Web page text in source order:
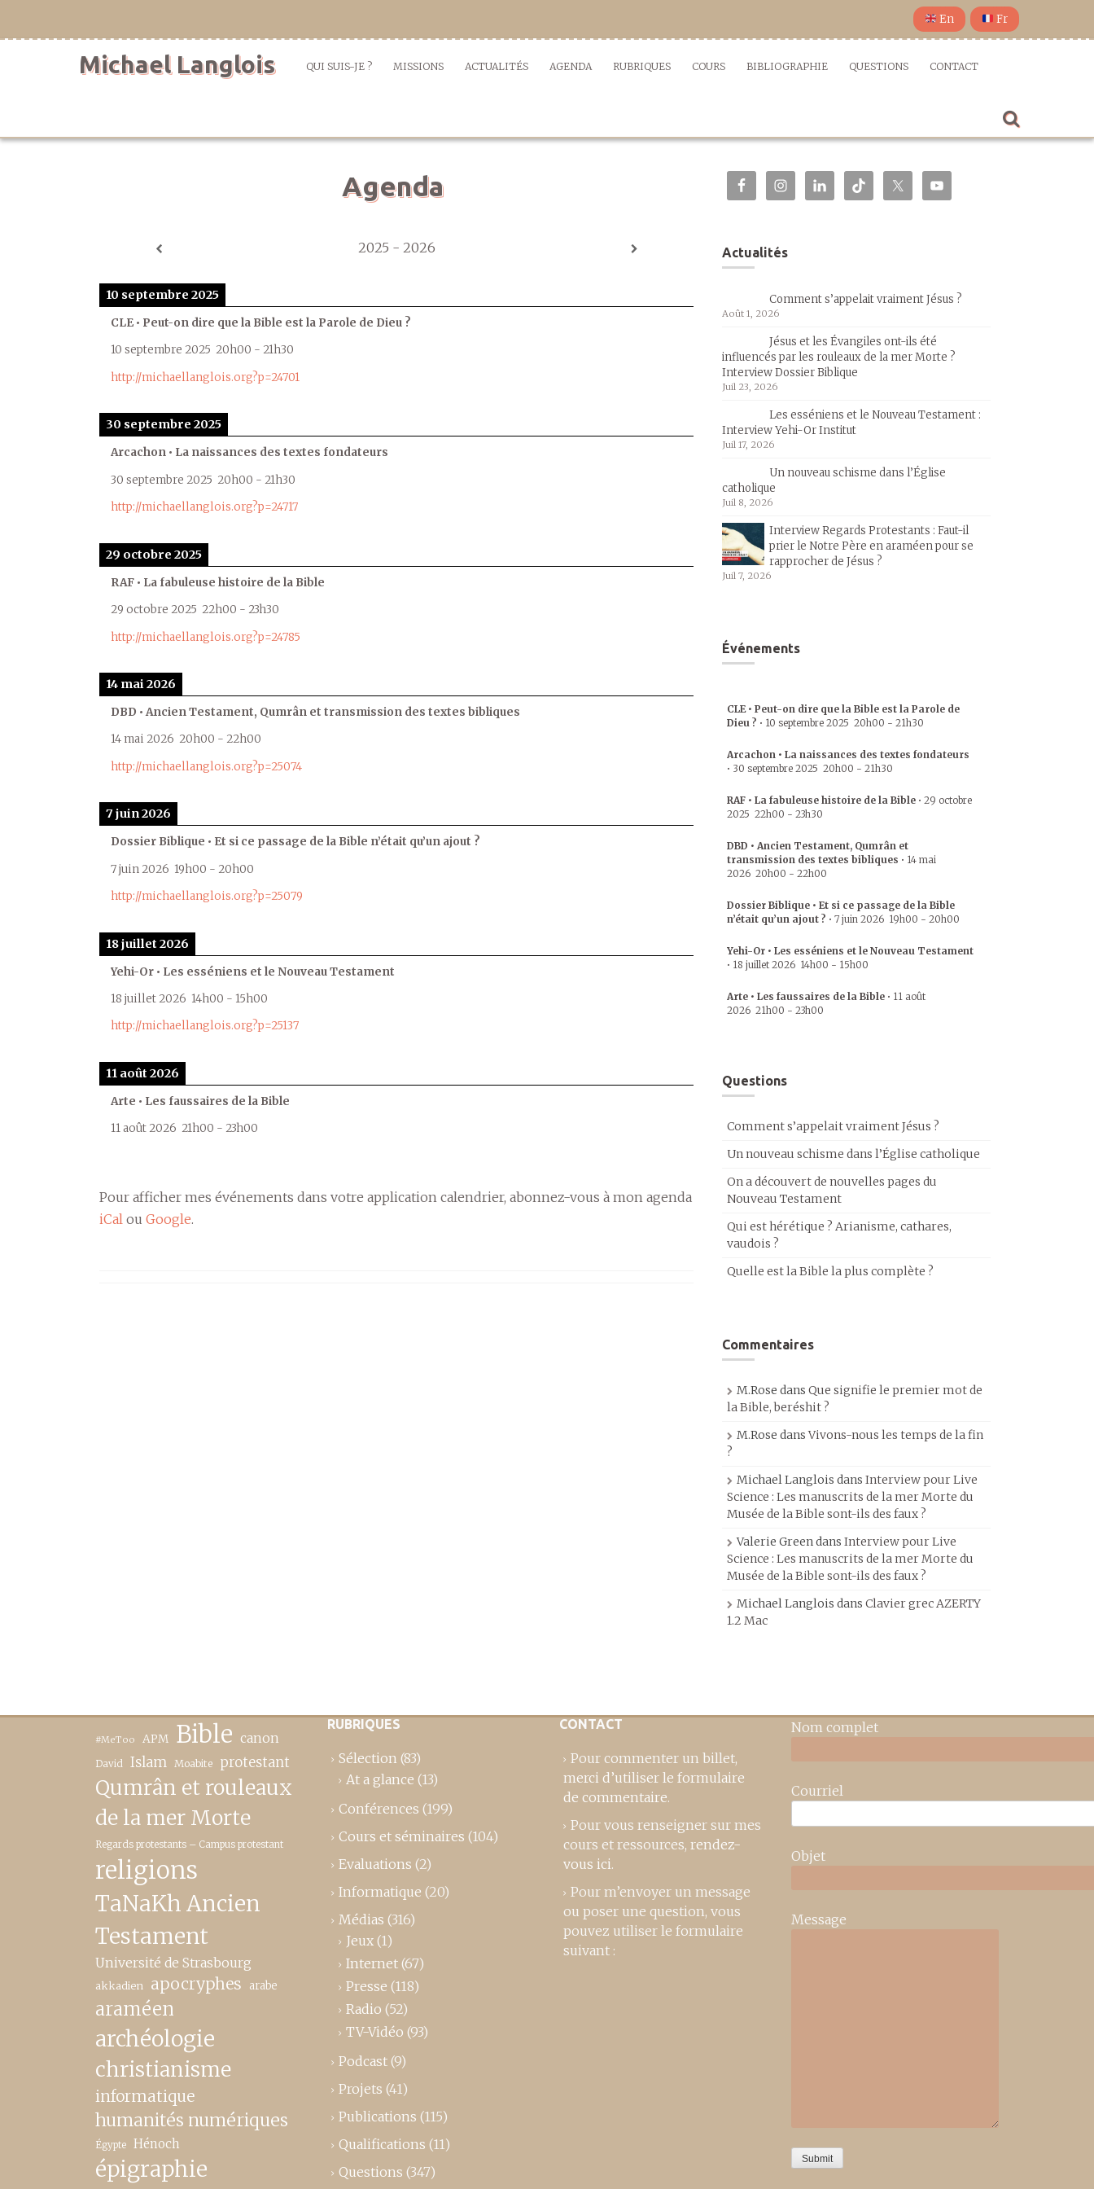
En Fr
Michael Langlois QUI SUIS-JE ? MISSIONS ACTUALITÉS AGENDA RUBRIQUES COURS BIBLIOGRAPHIE QUESTIONS CONTACT
Agenda
2025 - 2026
10 septembre 2025
CLE • Peut-on dire que la Bible est la Parole de Dieu ?
10 septembre 2025 20h00 - 21h30
http://michaellanglois.org?p=24701
30 septembre 2025
Arcachon • La naissances des textes fondateurs
30 septembre 2025 20h00 - 21h30
http://michaellanglois.org?p=24717
29 octobre 2025
RAF • La fabuleuse histoire de la Bible
29 octobre 2025 22h00 - 23h30
http://michaellanglois.org?p=24785
14 mai 2026
DBD • Ancien Testament, Qumrân et transmission des textes bibliques
14 mai 2026 20h00 - 22h00
http://michaellanglois.org?p=25074
7 juin 2026
Dossier Biblique • Et si ce passage de la Bible n’était qu’un ajout ?
7 juin 2026 19h00 - 20h00
http://michaellanglois.org?p=25079
18 juillet 2026
Yehi-Or • Les esséniens et le Nouveau Testament
18 juillet 2026 14h00 - 15h00
http://michaellanglois.org?p=25137
11 août 2026
Arte • Les faussaires de la Bible
11 août 2026 21h00 - 23h00
Pour afficher mes événements dans votre application calendrier, abonnez-vous à mon agenda
iCal ou Google.
Actualités
Comment s’appelait vraiment Jésus ?
Août 1, 2026
Jésus et les Évangiles ont-ils été
influencés par les rouleaux de la mer Morte ?
Interview Dossier Biblique
Juil 23, 2026
Les esséniens et le Nouveau Testament :
Interview Yehi-Or Institut
Juil 17, 2026
Un nouveau schisme dans l’Église
catholique
Juil 8, 2026
Interview Regards Protestants : Faut-il
prier le Notre Père en araméen pour se
rapprocher de Jésus ?
Juil 7, 2026
Événements
CLE • Peut-on dire que la Bible est la Parole de
Dieu ? • 10 septembre 2025 20h00 - 21h30
Arcachon • La naissances des textes fondateurs
• 30 septembre 2025 20h00 - 21h30
RAF • La fabuleuse histoire de la Bible • 29 octobre
2025 22h00 - 23h30
DBD • Ancien Testament, Qumrân et
transmission des textes bibliques • 14 mai
2026 20h00 - 22h00
Dossier Biblique • Et si ce passage de la Bible
n’était qu’un ajout ? • 7 juin 2026 19h00 - 20h00
Yehi-Or • Les esséniens et le Nouveau Testament
• 18 juillet 2026 14h00 - 15h00
Arte • Les faussaires de la Bible • 11 août
2026 21h00 - 23h00
Questions
Comment s’appelait vraiment Jésus ?
Un nouveau schisme dans l’Église catholique
On a découvert de nouvelles pages du
Nouveau Testament
Qui est hérétique ? Arianisme, cathares,
vaudois ?
Quelle est la Bible la plus complète ?
Commentaires
M.Rose dans Que signifie le premier mot de
la Bible, beréshit ?
M.Rose dansVivons-nous les temps de la fin
?
Michael Langlois dans Interview pour Live
Science : Les manuscrits de la mer Morte du
Musée de la Bible sont-ils des faux ?
Valerie Greendans Interview pour Live
Science : Les manuscrits de la mer Morte du
Musée de la Bible sont-ils des faux ?
Michael Langlois dans Clavier grec AZERTY
1.2 Mac
#MeToo APM Bible canon
David Islam Moabite protestant
Qumrân et rouleaux
de la mer Morte
Regards protestants – Campus protestant
religions
TaNaKh Ancien
Testament
Université de Strasbourg
akkadien apocryphes arabe
araméen
archéologie
christianisme
informatique
humanités numériques
Égypte Hénoch
épigraphie
RUBRIQUES
Sélection (83)
At a glance (13)
Conférences (199)
Cours et séminaires (104)
Evaluations (2)
Informatique (20)
Médias (316)
Jeux (1)
Internet (67)
Presse (118)
Radio (52)
TV-Vidéo (93)
Podcast (9)
Projets (41)
Publications (115)
Qualifications (11)
Questions (347)
CONTACT
Pour commenter un billet,
merci d’utiliser le formulaire
de commentaire.
Pour vous renseigner sur mes
cours et ressources, rendez-
vous ici.
Pour m’envoyer un message
ou poser une question, vous
pouvez utiliser le formulaire
suivant :
Nom complet
Courriel
Objet
Message